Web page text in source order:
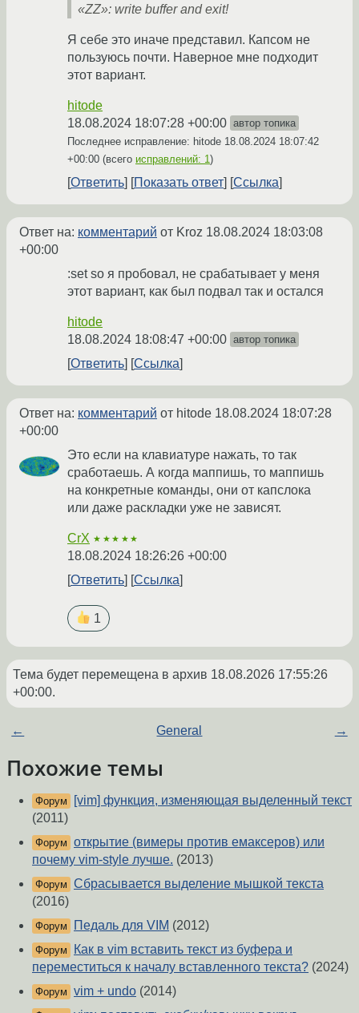
«ZZ»: write buffer and exit!
Я себе это иначе представил. Капсом не
пользуюсь почти. Наверное мне подходит
этот вариант.
hitode
18.08.2024 18:07:28 +00:00 автор топика
Последнее исправление: hitode 18.08.2024 18:07:42
+00:00 (всего исправлений: 1)
Ответить Показать ответ Ссылка
Ответ на: комментарий от Kroz 18.08.2024 18:03:08
+00:00
:set so я пробовал, не срабатывает у меня
этот вариант, как был подвал так и остался
hitode
18.08.2024 18:08:47 +00:00 автор топика
Ответить Ссылка
Ответ на: комментарий от hitode 18.08.2024 18:07:28
+00:00
Это если на клавиатуре нажать, то так
сработаешь. А когда маппишь, то маппишь
на конкретные команды, они от капслока
или даже раскладки уже не зависят.
CrX ★★★★★
18.08.2024 18:26:26 +00:00
Ответить
Ссылка
1
Тема будет перемещена в архив 18.08.2026 17:55:26
+00:00.
← General →
Похожие темы
Форум
[vim] функция, изменяющая выделенный текст
(2011)
Форум открытие (вимеры против емаксеров) или
почему vim-style лучше. (2013)
Форум Сбрасывается выделение мышкой текста
(2016)
Форум Педаль для VIM (2012)
Форум
Как в vim вставить текст из буфера и
переместиться к началу вставленного текста? (2024)
Форум vim + undo (2014)